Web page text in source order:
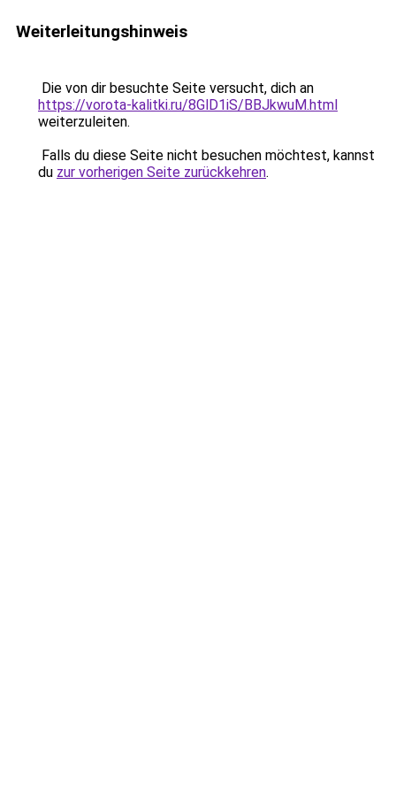
Weiterleitungshinweis
Die von dir besuchte Seite versucht, dich an
https://vorota-kalitki.ru/8GlD1iS/BBJkwuM.html
weiterzuleiten.
Falls du diese Seite nicht besuchen möchtest, kannst
du zur vorherigen Seite zurückkehren.